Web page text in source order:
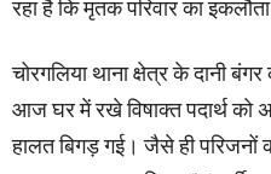
रहा है कि मृतक परिवार का
चोरगलिया थाना क्षेत्र के दानी
आज घर में रखे विषाक्त पदार्थ
हालत बिगड़ गई। जैसे ही